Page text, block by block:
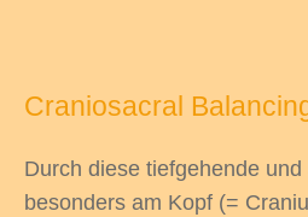
Craniosacral
Durch diese tiefgehende
besonders am Kopf (=